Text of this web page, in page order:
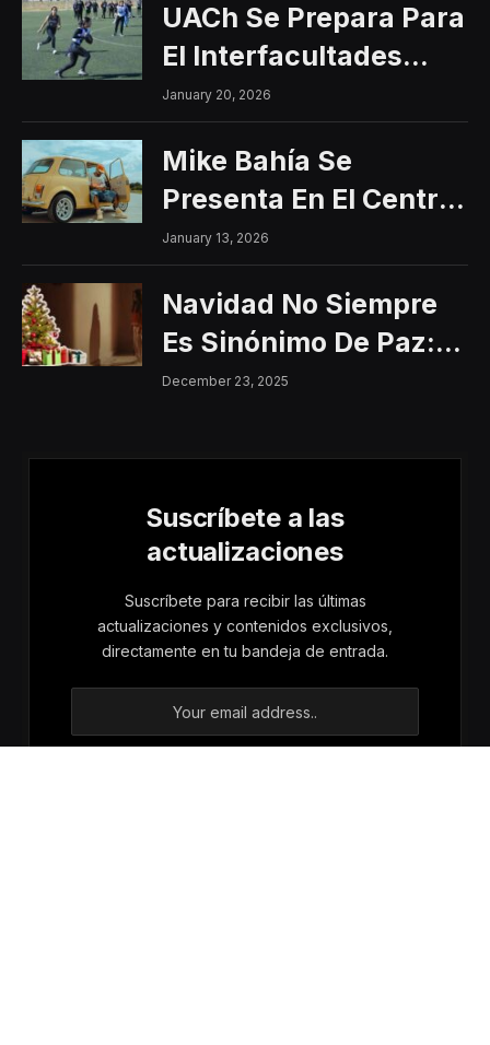
UACh Se Prepara Para
El Interfacultades
2026
January 20, 2026
Mike Bahía Se
Presenta En El Centro
Histórico Con Un
Concierto Gratuito
January 13, 2026
Navidad No Siempre
Es Sinónimo De Paz:
Aumentan Los
Para Mujeres Y Niñas
December 23, 2025
Suscríbete a las
actualizaciones
Suscríbete para recibir las últimas
actualizaciones y contenidos exclusivos,
directamente en tu bandeja de entrada.